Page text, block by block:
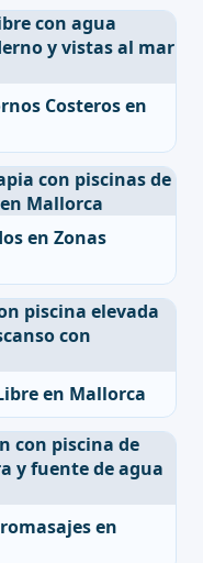
Costeros en
en Zonas
en Mallorca
en